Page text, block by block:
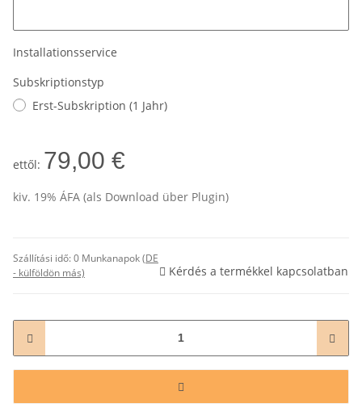
Installationsservice
Subskriptionstyp
Erst-Subskription (1 Jahr)
ettől: 79,00 €
kiv. 19% ÁFA (als Download über Plugin)
Szállítási idő:0 Munkanapok(DE
- külföldön más)
Kérdés a termékkel kapcsolatban